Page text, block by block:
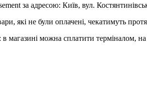
за адресою: Київ, вул.
які не були оплачені, чекатимуть
можна сплатити терміналом,